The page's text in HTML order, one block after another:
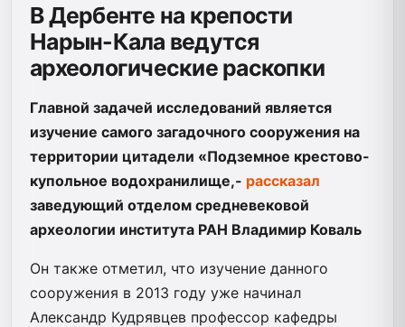
В Дербенте на крепости
Нарын-Кала ведутся
археологические раскопки
Главной задачей исследований является
изучение самого загадочного сооружения на
территории цитадели «Подземное крестово-
купольное водохранилище,- рассказал
заведующий отделом средневековой
археологии института РАН Владимир Коваль
Он также отметил, что изучение данного
сооружения в 2013 году уже начинал
Александр Кудрявцев профессор кафедры